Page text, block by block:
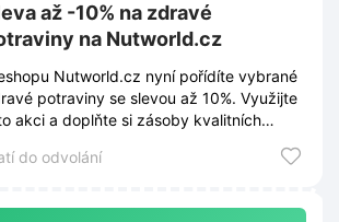
až -10% na zdravé
na Nutworld.cz
Nutworld.cz nyní pořídíte vybrané
potraviny se slevou až 10%. Využijte
akci a doplňte si zásoby kvalitních
do odvolání